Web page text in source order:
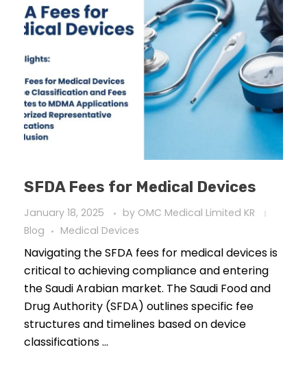
SFDA Fees for Medical Devices
January 18, 2025 by OMC Medical Limited KR
Blog
Medical Devices
Navigating the SFDA fees for medical devices is
critical to achieving compliance and entering
the Saudi Arabian market. The Saudi Food and
Drug Authority (SFDA) outlines specific fee
structures and timelines based on device
classifications ...